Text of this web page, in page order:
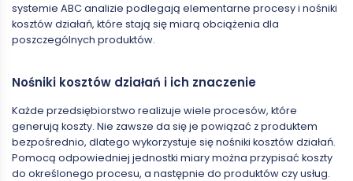
systemie ABC analizie podlegają elementarne procesy i nośniki
kosztów działań, które stają się miarą obciążenia dla
poszczególnych produktów.
Nośniki kosztów działań i ich znaczenie
Każde przedsiębiorstwo realizuje wiele procesów, które
generują koszty. Nie zawsze da się je powiązać z produktem
bezpośrednio, dlatego wykorzystuje się nośniki kosztów działań.
Pomocą odpowiedniej jednostki miary można przypisać koszty
do określonego procesu, a następnie do produktów czy usług.